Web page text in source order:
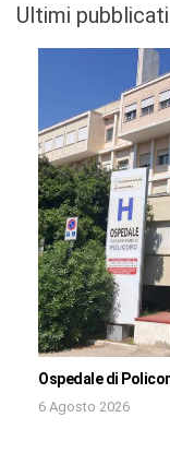
Ultimi pubblicati
Ospedale di
6 Agosto 2026